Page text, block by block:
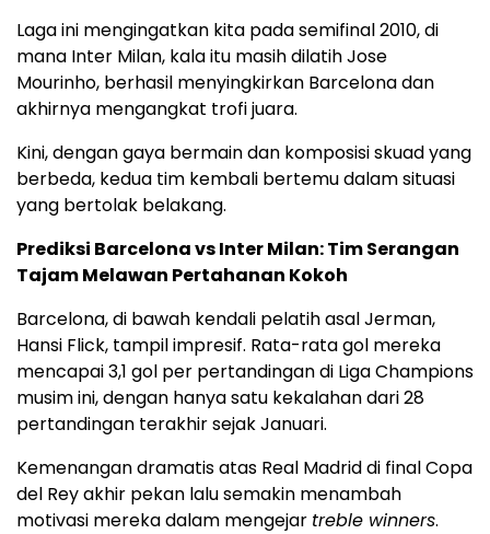
Laga ini mengingatkan kita pada semifinal 2010, di
mana Inter Milan, kala itu masih dilatih Jose
Mourinho, berhasil menyingkirkan Barcelona dan
akhirnya mengangkat trofi juara.
Kini, dengan gaya bermain dan komposisi skuad yang
berbeda, kedua tim kembali bertemu dalam situasi
yang bertolak belakang.
Prediksi Barcelona vs Inter Milan: Tim Serangan
Tajam Melawan Pertahanan Kokoh
Barcelona, di bawah kendali pelatih asal Jerman,
Hansi Flick, tampil impresif. Rata-rata gol mereka
mencapai 3,1 gol per pertandingan di Liga Champions
musim ini, dengan hanya satu kekalahan dari 28
pertandingan terakhir sejak Januari.
Kemenangan dramatis atas Real Madrid di final Copa
del Rey akhir pekan lalu semakin menambah
motivasi mereka dalam mengejar treble winners.